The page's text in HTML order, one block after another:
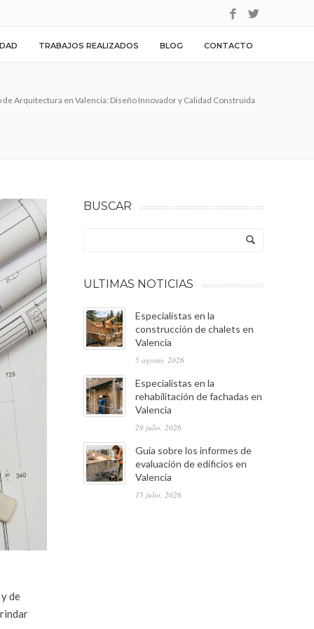
TRABAJOS REALIZADOS BLOG CONTACTO
de Arquitectura en Valencia: Diseño Innovador y Calidad Construida
de
BUSCAR
ULTIMAS NOTICIAS
Especialistas en la
construcción de chalets en
Valencia
5 agosto, 2026
Especialistas en la
rehabilitación de fachadas en
Valencia
29 julio, 2026
Guía sobre los informes de
evaluación de edificios en
Valencia
15 julio, 2026